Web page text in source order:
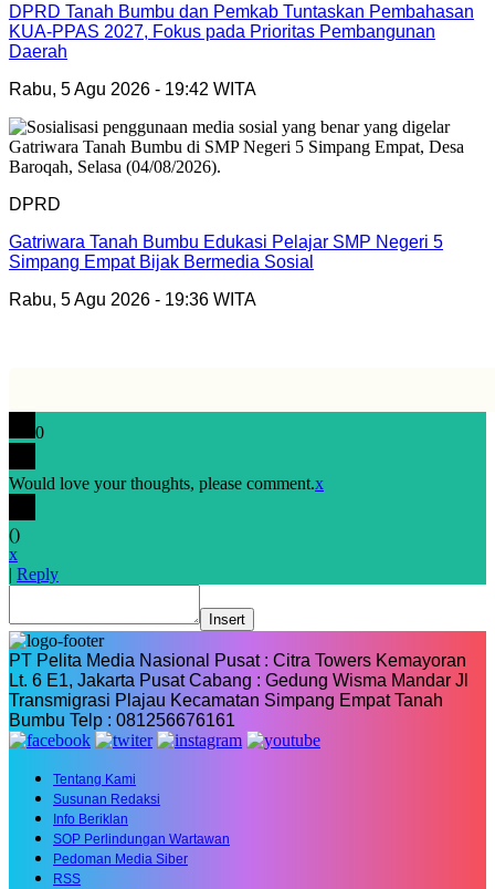
DPRD Tanah Bumbu dan Pemkab Tuntaskan Pembahasan
KUA-PPAS 2027, Fokus pada Prioritas Pembangunan
Daerah
Rabu, 5 Agu 2026 - 19:42 WITA
DPRD
Gatriwara Tanah Bumbu Edukasi Pelajar SMP Negeri 5
Simpang Empat Bijak Bermedia Sosial
Rabu, 5 Agu 2026 - 19:36 WITA
0
Would love your thoughts, please comment.x
()
x
| Reply
Insert
PT Pelita Media Nasional Pusat : Citra Towers Kemayoran
Lt. 6 E1, Jakarta Pusat Cabang : Gedung Wisma Mandar Jl
Transmigrasi Plajau Kecamatan Simpang Empat Tanah
Bumbu Telp : 081256676161
Tentang Kami
Susunan Redaksi
Info Beriklan
SOP Perlindungan Wartawan
Pedoman Media Siber
RSS